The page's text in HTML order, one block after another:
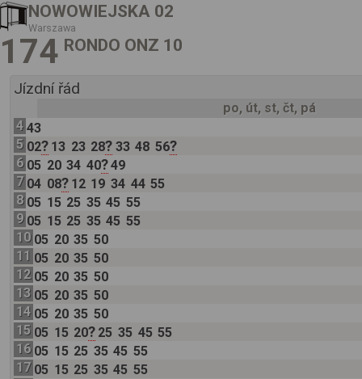
NOWOWIEJSKA 02
Warszawa
174 RONDO ONZ 10
Jízdní řád
po, út, st, čt, pá
4 43
5 02? 13 23 28? 33 48 56?
6 05 20 34 40?49
7 04 08? 12 19 34 44 55
8 05 15 25 35 45 55
9 05 15 25 35 45 55
10 05 20 35 50
11 05 20 35 50
12 05 20 35 50
13 05 20 35 50
14 05 20 35 50
15 05 15 20? 25 35 45 55
16 05 15 25 35 45 55
17 05 15 25 35 45 55